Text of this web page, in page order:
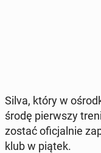
Silva, który w
środę pierw­szy
zostać ofi­cjal­nie
klub w piątek.